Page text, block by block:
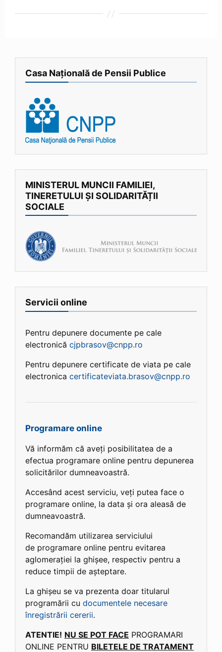
Casa Națională de Pensii Publice
MINISTERUL MUNCII FAMILIEI,
TINERETULUI ȘI SOLIDARITĂȚII
SOCIALE
Servicii online
Pentru depunere documente pe cale
electronică cjpbrasov@cnpp.ro
Pentru depunere certificate de viata pe cale
electronica certificateviata.brasov@cnpp.ro
Programare online
Vă informăm că aveți posibilitatea de a
efectua programare online pentru depunerea
solicitărilor dumneavoastră.
Accesând acest serviciu, veți putea face o
programare online, la data și ora aleasă de
dumneavoastră.
Recomandăm utilizarea serviciului
de programare online pentru evitarea
aglomerației la ghișee, respectiv pentru a
reduce timpii de așteptare.
La ghișeu se va prezenta doar titularul
programării cu documentele necesare
înregistrării cererii.
ATENTIE! NU SE POT FACE PROGRAMARI
ONLINE PENTRU BILETELE DE TRATAMENT